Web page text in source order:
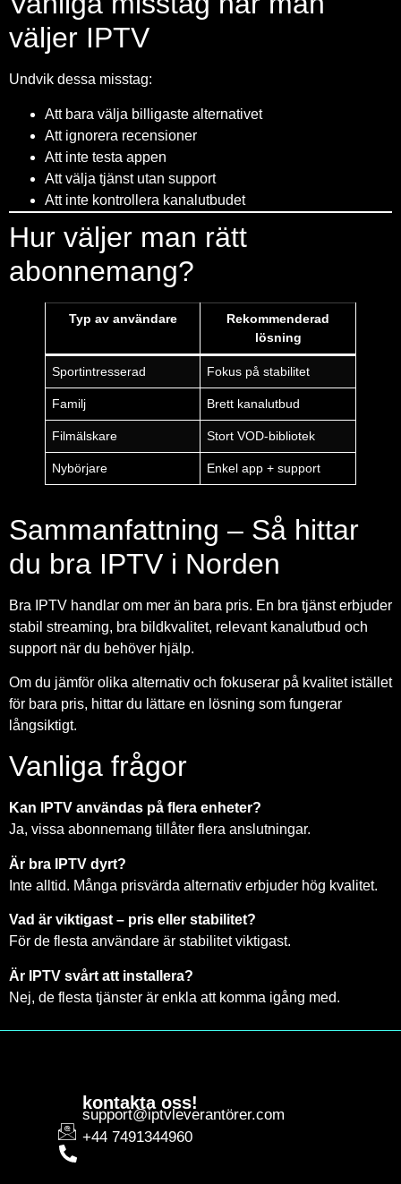
väljer IPTV
Undvik dessa misstag:
Att bara välja billigaste alternativet
Att ignorera recensioner
Att inte testa appen
Att välja tjänst utan support
Att inte kontrollera kanalutbudet
Hur väljer man rätt
abonnemang?
Typ av användare
Rekommenderad
lösning
Sportintresserad Fokus på stabilitet
Familj Brett kanalutbud
Filmälskare Stort VOD-bibliotek
Nybörjare Enkel app + support
Sammanfattning – Så hittar
du bra IPTV i Norden
Bra IPTV handlar om mer än bara pris. En bra tjänst erbjuder
stabil streaming, bra bildkvalitet, relevant kanalutbud och
support när du behöver hjälp.
Om du jämför olika alternativ och fokuserar på kvalitet istället
för bara pris, hittar du lättare en lösning som fungerar
långsiktigt.
Vanliga frågor
Kan IPTV användas på flera enheter?
Ja, vissa abonnemang tillåter flera anslutningar.
Är bra IPTV dyrt?
Inte alltid. Många prisvärda alternativ erbjuder hög kvalitet.
Vad är viktigast – pris eller stabilitet?
För de flesta användare är stabilitet viktigast.
Är IPTV svårt att installera?
Nej, de flesta tjänster är enkla att komma igång med.
kontakta oss!
support@iptvleverantörer.com
+44 7491344960